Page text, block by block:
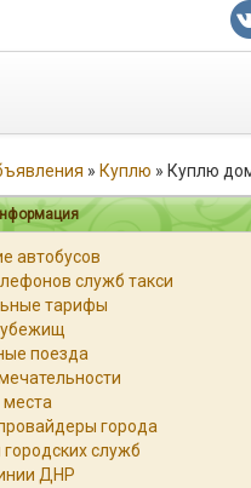
» Куплю » Куплю
автобусов
служб такси
тарифы
убежищ
поезда
города
служб
ДНР